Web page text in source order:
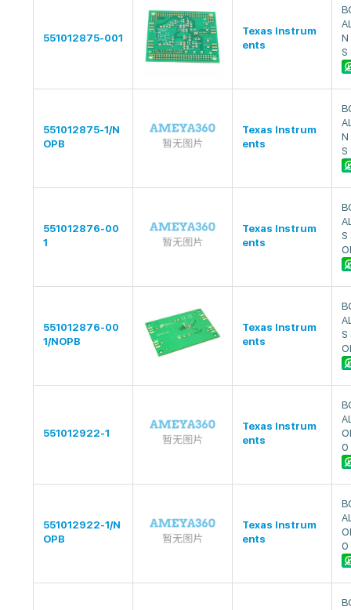
551012875-001
Texas Instrum
ents
N
S
551012875-1/N
OPB
Texas Instrum
ents
N
S
551012876-00
1
Texas Instrum
ents
S
551012876-00
1/NOPB
Texas Instrum
ents
S
551012922-1
Texas Instrum
ents
0
551012922-1/N
OPB
Texas Instrum
ents
0